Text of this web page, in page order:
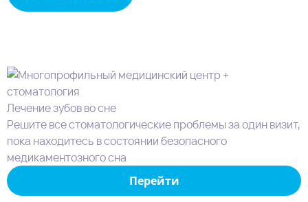
Лечение зубов во сне
Решите все стоматологические проблемы за один визит,
пока находитесь в состоянии безопасного
медикаментозного сна
Перейти